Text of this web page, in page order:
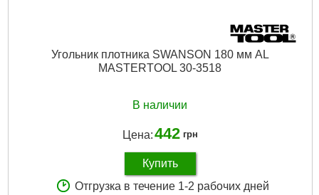
Угольник плотника SWANSON 180 мм AL
MASTERTOOL 30-3518
В наличии
Цена:442 грн
Купить
Отгрузка в течение 1-2 рабочих дней